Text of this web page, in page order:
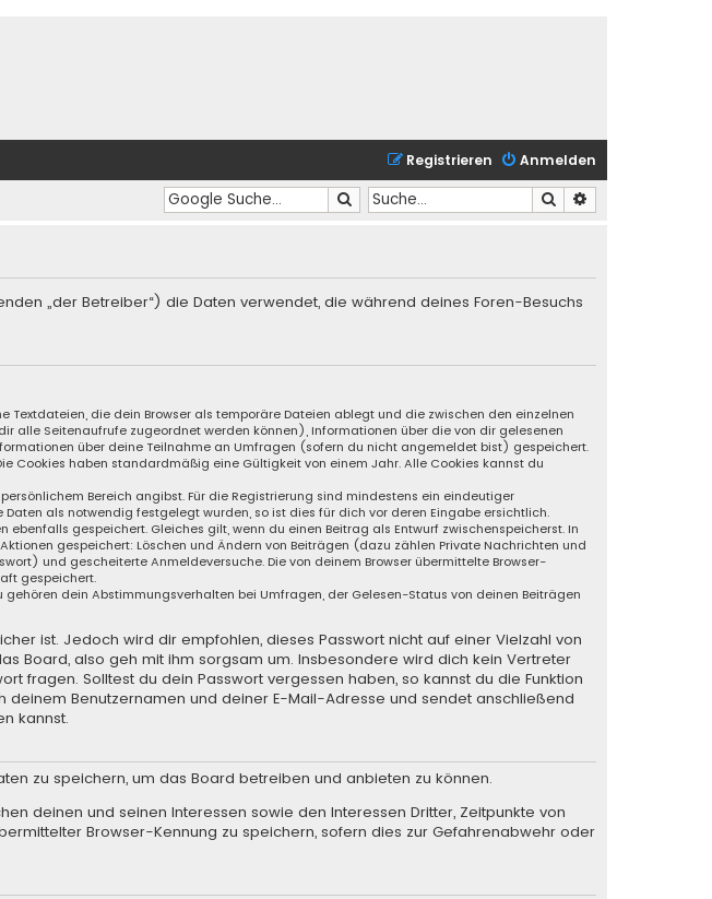
Anmelden
Registrieren
Suche
Suche
„der Betreiber“) die Daten verwendet, die während deines Foren-Besuchs
Textdateien, die dein Browser als temporäre Dateien ablegt und die zwischen den einzelnen
alle Seitenaufrufe zugeordnet werden können), Informationen über die von dir gelesenen
über deine Teilnahme an Umfragen (sofern du nicht angemeldet bist) gespeichert.
Cookies haben standardmäßig eine Gültigkeit von einem Jahr. Alle Cookies kannst du
Bereich angibst. Für die Registrierung sind mindestens ein eindeutiger
als notwendig festgelegt wurden, so ist dies für dich vor deren Eingabe ersichtlich.
gespeichert. Gleiches gilt, wenn du einen Beitrag als Entwurf zwischenspeicherst. In
gespeichert: Löschen und Ändern von Beiträgen (dazu zählen Private Nachrichten und
und gescheiterte Anmeldeversuche. Die von deinem Browser übermittelte Browser-
gespeichert.
dein Abstimmungsverhalten bei Umfragen, der Gelesen-Status von deinen Beiträgen
ist. Jedoch wird dir empfohlen, dieses Passwort nicht auf einer Vielzahl von
Board, also geh mit ihm sorgsam um. Insbesondere wird dich kein Vertreter
fragen. Solltest du dein Passwort vergessen haben, so kannst du die Funktion
deinem Benutzernamen und deiner E-Mail-Adresse und sendet anschließend
kannst.
zu speichern, um das Board betreiben und anbieten zu können.
deinen und seinen Interessen sowie den Interessen Dritter, Zeitpunkte von
Browser-Kennung zu speichern, sofern dies zur Gefahrenabwehr oder